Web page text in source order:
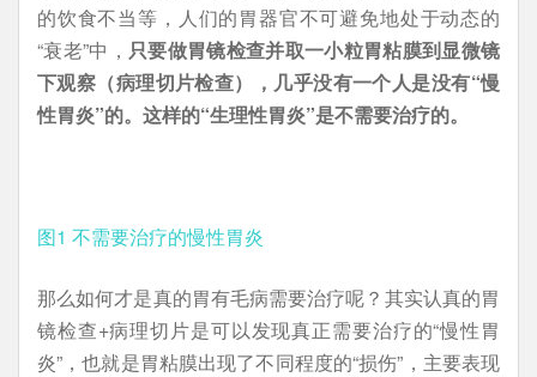
的饮食不当等，人们的胃器官不可避免地处于动态的
“衰老”中， 只要做胃镜检查并取一小粒胃粘膜到显微镜
下观察（病理切片检查），几乎没有一个人是没有“慢
性胃炎”的。这样的“生理性胃炎”是不需要治疗的。
图1 不需要治疗的慢性胃炎
那么如何才是真的胃有毛病需要治疗呢？其实认真的胃
镜检查+病理切片是可以发现真正需要治疗的“慢性胃
炎”，也就是胃粘膜出现了不同程度的“损伤”，主要表现